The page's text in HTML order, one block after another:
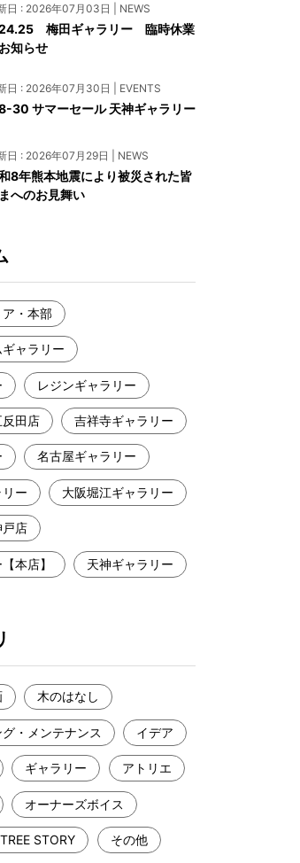
工務店様・設計会社様向けお問い合わせ
一枚板買い取りに関して
日 : 2026年07月03日 | NEWS
梅田ギャラリー 臨時休業
知らせ
日 : 2026年07月30日 | EVENTS
30 サマーセール 天神ギャラリー
日 : 2026年07月29日 | NEWS
8年熊本地震により被災された皆
へのお見舞い
・本部
ャラリー
レジンギャラリー
田店 吉祥寺ギャラリー
名古屋ギャラリー
ー 大阪堀江ギャラリー
戸店
本店】 天神ギャラリー
木のはなし
・メンテナンス イデア
ギャラリー アトリエ
オーナーズボイス
TREE STORY その他